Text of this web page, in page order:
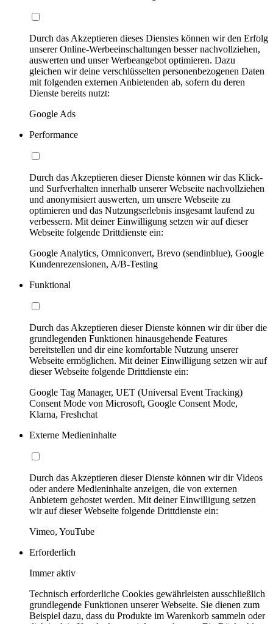
Durch das Akzeptieren dieses Dienstes können wir den Erfolg
unserer Online-Werbeeinschaltungen besser nachvollziehen,
auswerten und unser Werbeangebot optimieren. Dazu
gleichen wir deine verschlüsselten personenbezogenen Daten
mit folgenden externen Anbietenden ab, sofern du deren
Dienste bereits nutzt:
Google Ads
Performance
Durch das Akzeptieren dieser Dienste können wir das Klick-
und Surfverhalten innerhalb unserer Webseite nachvollziehen
und anonymisiert auswerten, um unsere Webseite zu
optimieren und das Nutzungserlebnis insgesamt laufend zu
verbessern. Mit deiner Einwilligung setzen wir auf dieser
Webseite folgende Drittdienste ein:
Google Analytics, Omniconvert, Brevo (sendinblue), Google
Kundenrezensionen, A/B-Testing
Funktional
Durch das Akzeptieren dieser Dienste können wir dir über die
grundlegenden Funktionen hinausgehende Features
bereitstellen und dir eine komfortable Nutzung unserer
Webseite ermöglichen. Mit deiner Einwilligung setzen wir auf
dieser Webseite folgende Drittdienste ein:
Google Tag Manager, UET (Universal Event Tracking)
Consent Mode von Microsoft, Google Consent Mode,
Klarna, Freshchat
Externe Medieninhalte
Durch das Akzeptieren dieser Dienste können wir dir Videos
oder andere Medieninhalte anzeigen, die von externen
Anbietern gehostet werden. Mit deiner Einwilligung setzen
wir auf dieser Webseite folgende Drittdienste ein:
Vimeo, YouTube
Erforderlich
Immer aktiv
Technisch erforderliche Cookies gewährleisten ausschließlich
grundlegende Funktionen unserer Webseite. Sie dienen zum
Beispiel dazu, dass du Produkte im Warenkorb sammeln oder